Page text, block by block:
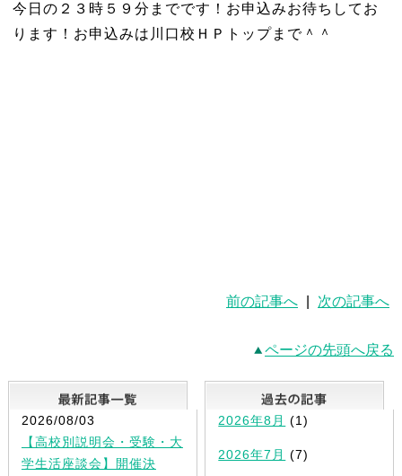
今日の２３時５９分までです！お申込みお待ちしてお
ります！お申込みは川口校ＨＰトップまで＾＾
前の記事へ 次の記事へ
ページの先頭へ戻る
最新記事一覧
2026/08/03
【高校別説明会・受験・大
学生活座談会】開催決
2026年8月 (1)
2026年7月 (7)